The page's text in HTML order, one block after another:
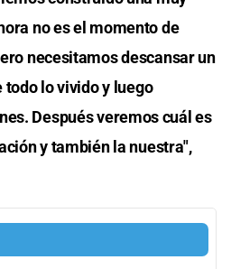
no es el momento de
necesitamos descansar un
lo vivido y luego
Después veremos cuál es
y también la nuestra",